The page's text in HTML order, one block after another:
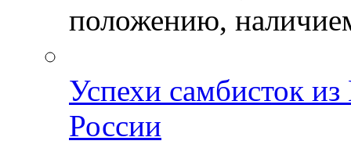
положению,
Успехи самбисток
России